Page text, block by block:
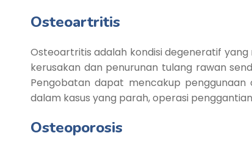
Osteoartritis
Osteoartritis adalah kondisi degeneratif
kerusakan dan penurunan tulang rawan
Pengobatan dapat mencakup
dalam kasus yang parah, operasi
Osteoporosis